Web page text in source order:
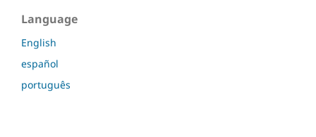
Language
English
español
português